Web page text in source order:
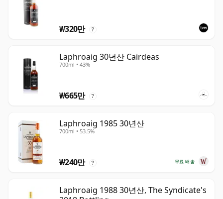
₩320만 ?
Laphroaig 30년산 Cairdeas
700ml • 43%
₩665만 ?
Laphroaig 1985 30년산
700ml • 53.5%
무료 배송
₩240만 ?
Laphroaig 1988 30년산, The Syndicate's